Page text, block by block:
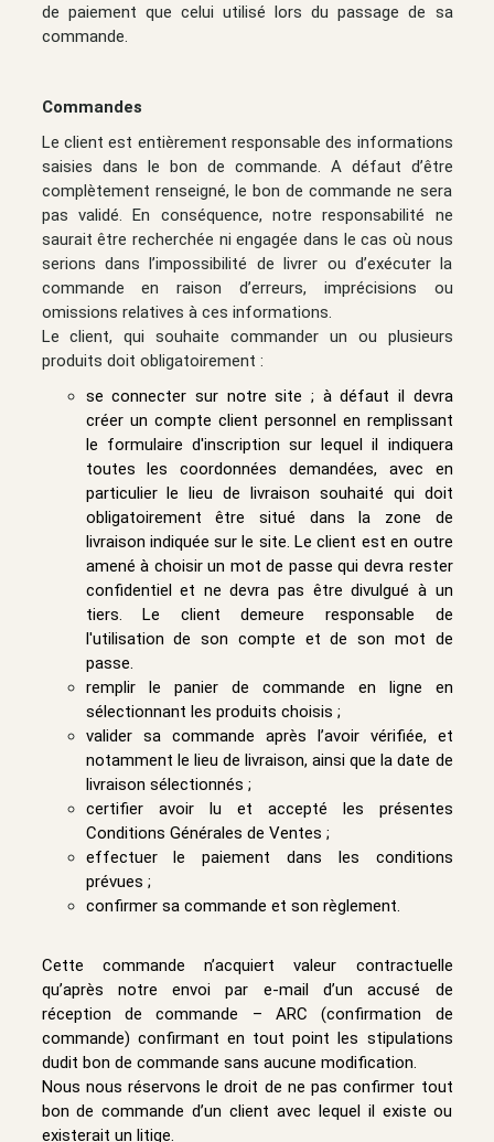
de paiement que celui utilisé lors du passage de sa
commande.
Commandes
Le client est entièrement responsable des informations
saisies dans le bon de commande. A défaut d’être
complètement renseigné, le bon de commande ne sera
pas validé. En conséquence, notre responsabilité ne
saurait être recherchée ni engagée dans le cas où nous
serions dans l’impossibilité de livrer ou d’exécuter la
commande en raison d’erreurs, imprécisions ou
omissions relatives à ces informations.
Le client, qui souhaite commander un ou plusieurs
produits doit obligatoirement :
se connecter sur notre site ; à défaut il devra
créer un compte client personnel en remplissant
le formulaire d'inscription sur lequel il indiquera
toutes les coordonnées demandées, avec en
particulier le lieu de livraison souhaité qui doit
obligatoirement être situé dans la zone de
livraison indiquée sur le site. Le client est en outre
amené à choisir un mot de passe qui devra rester
confidentiel et ne devra pas être divulgué à un
tiers. Le client demeure responsable de
l'utilisation de son compte et de son mot de
passe.
remplir le panier de commande en ligne en
sélectionnant les produits choisis ;
valider sa commande après l’avoir vérifiée, et
notamment le lieu de livraison, ainsi que la date de
livraison sélectionnés ;
certifier avoir lu et accepté les présentes
Conditions Générales de Ventes ;
effectuer le paiement dans les conditions
prévues ;
confirmer sa commande et son règlement.
Cette commande n’acquiert valeur contractuelle
qu’après notre envoi par e-mail d’un accusé de
réception de commande – ARC (confirmation de
commande) confirmant en tout point les stipulations
dudit bon de commande sans aucune modification.
Nous nous réservons le droit de ne pas confirmer tout
bon de commande d’un client avec lequel il existe ou
existerait un litige.